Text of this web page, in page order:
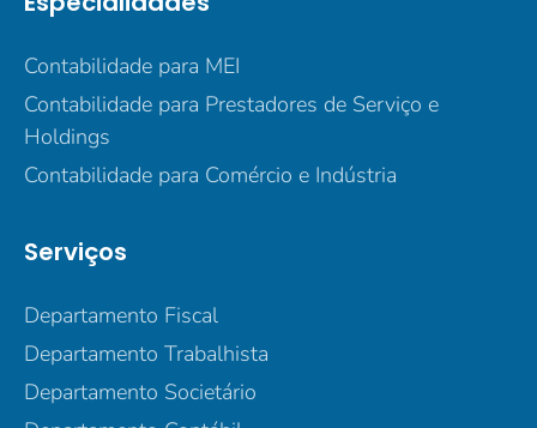
Contabilidade para MEI
Contabilidade para Prestadores de Serviço e
Holdings
Contabilidade para Comércio e Indústria
Serviços
Departamento Fiscal
Departamento Trabalhista
Departamento Societário